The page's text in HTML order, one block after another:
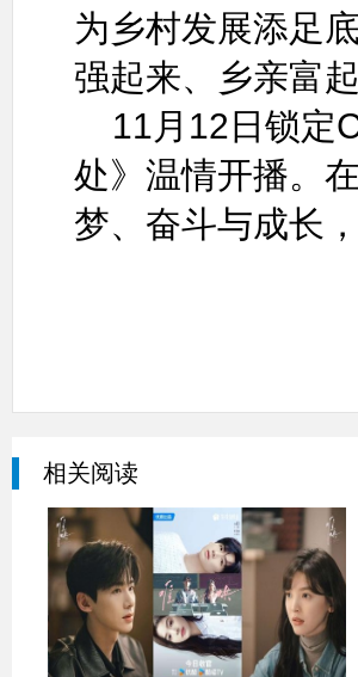
为乡村发展添足
强起来、乡亲富
11月12日锁定
处》温情开播。
梦、奋斗与成长
相关阅读